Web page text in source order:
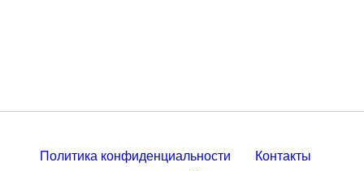
Политика конфиденциальности
Контакты